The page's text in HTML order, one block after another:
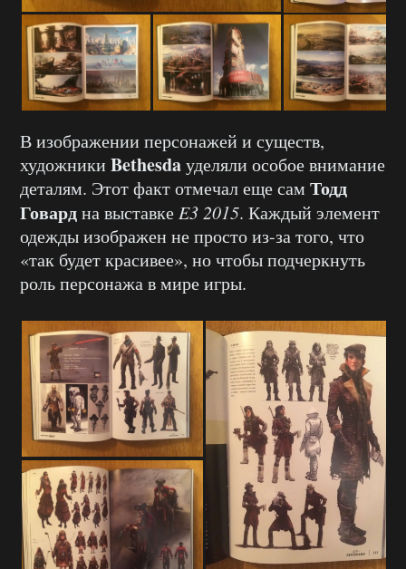
В изображении персонажей и существ,
художники Bethesdaуделяли особое внимание
деталям. Этот факт отмечал еще сам Тодд
Говардна выставке E3 2015. Каждый элемент
одежды изображен не просто из-за того, что
«так будет красивее», но чтобы подчеркнуть
роль персонажа в мире игры.